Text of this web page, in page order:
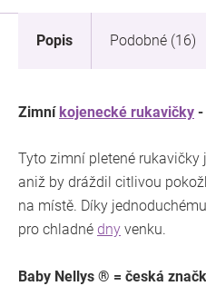
Popis Podobné (16)
Zimní kojenecké rukavičky -
Tyto zimní pletené
aniž by dráždil citlivou
na místě. Díky
pro chladné dny venku.
Baby Nellys ® = česká